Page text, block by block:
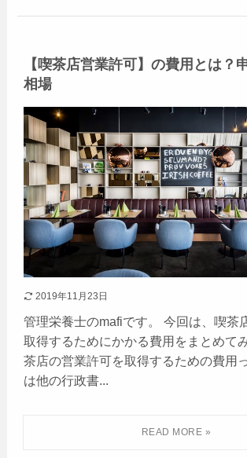
【喫茶店営業許可】の費用とは？
相場
2019年11月23日
管理栄養士のmafiです。 今回は、喫茶
取得するためにかかる費用をまとめて
茶店の営業許可を取得するための費用
は他の行政書...